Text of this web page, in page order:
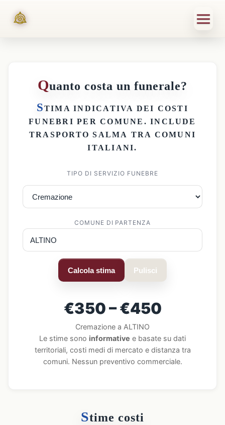
Quanto costa un funerale?
STIMA INDICATIVA DEI COSTI
FUNEBRI PER COMUNE . INCLUDE
TRASPORTO SALMA TRA COMUNI
ITALIANI.
TIPO DI SERVIZIO FUNEBRE
COMUNE DI PARTENZA
Calcola stima Pulisci
€350 – €450
Cremazione a ALTINO
Le stime sono informative e basate su dati
territoriali, costi medi di mercato e distanza tra
comuni. Nessun preventivo commerciale.
Stime costi